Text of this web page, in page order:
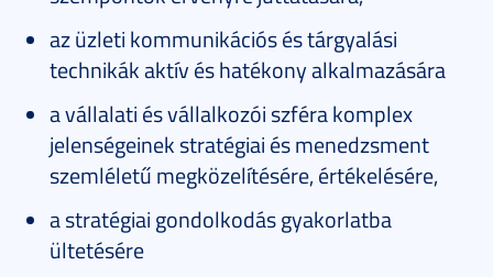
az üzleti kommunikációs és tárgyalási
technikák aktív és hatékony alkalmazására
a vállalati és vállalkozói szféra komplex
jelenségeinek stratégiai és menedzsment
szemléletű megközelítésére, értékelésére,
a stratégiai gondolkodás gyakorlatba
ültetésére